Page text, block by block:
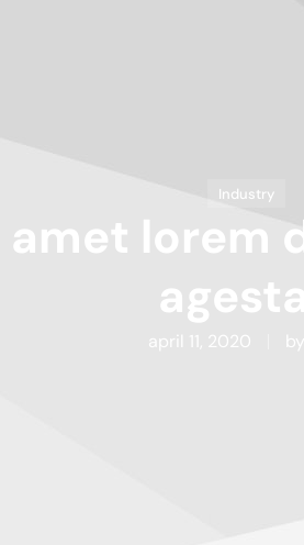
Industry
amet lorem
april 11, 2020 by